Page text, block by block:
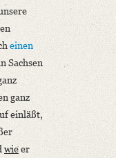
einen
Sachsen
ganz
einläßt,
wieer